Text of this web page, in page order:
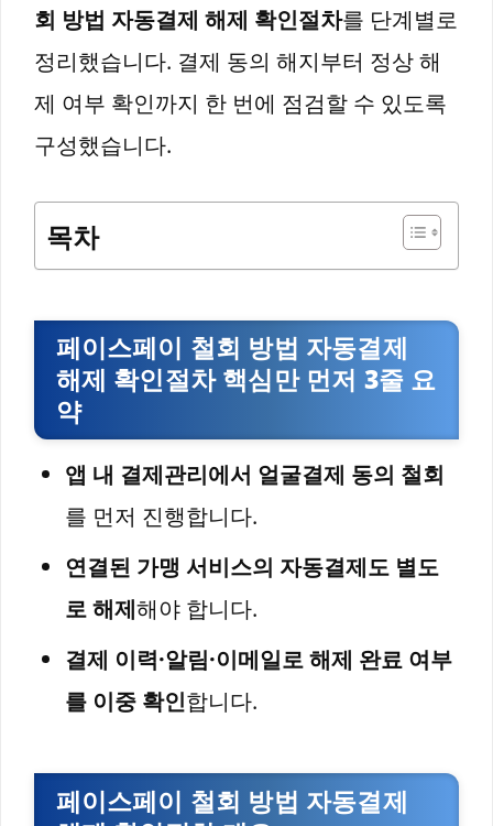
회 방법 자동결제 해제 확인절차를 단계별로
정리했습니다. 결제 동의 해지부터 정상 해
제 여부 확인까지 한 번에 점검할 수 있도록
구성했습니다.
목차
페이스페이 철회 방법 자동결제
해제 확인절차 핵심만 먼저 3줄 요
약
앱 내 결제관리에서 얼굴결제 동의 철회
를 먼저 진행합니다.
연결된 가맹 서비스의 자동결제도 별도
로 해제해야 합니다.
결제 이력·알림·이메일로 해제 완료 여부
를 이중 확인합니다.
페이스페이 철회 방법 자동결제